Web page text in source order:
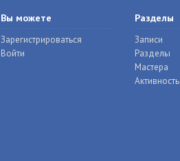
Вы можете
Зарегистрироваться
Войти
Разделы
Записи
Разделы
Мастера
Активность